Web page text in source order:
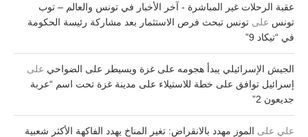
عقبة الرحلات غير المباشرة - آخر الأخبار في تونس والعالم – توب
تونس على تونس تبحث فرص الاستثمار بعد مشاركة رئيسة الحكومة
في “تيكاد 9”
الجيش الإسرائيلي يبدأ هجومه على غزة ويسيطر على الضواحي على
إسرائيل توافق على خطة للاستيلاء على مدينة غزة تحت اسم “عربة
جديعون 2”
علي على الموز مهدد بالانقراض: تغير المناخ يهدد الفاكهة الأكثر شعبية